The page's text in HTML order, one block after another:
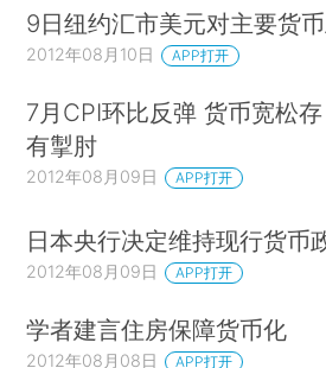
9日纽约汇市美元对主要货
2012年08月10日 APP打开
7月CPI环比反弹 货币宽松存
有掣肘
2012年08月09日 APP打开
日本央行决定维持现行货币
2012年08月09日 APP打开
学者建言住房保障货币化
2012年08月08日 APP打开